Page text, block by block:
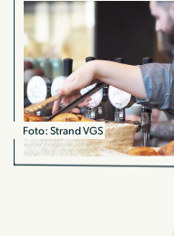
Foto: Strand VGS